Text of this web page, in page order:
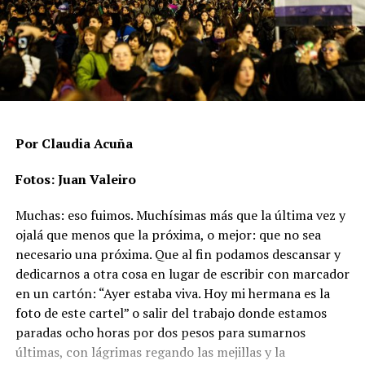
Más de un tercio de los casos corresponde a ataques
contra el derecho a la vida, que incluyen asesinatos,
suicidios o muertes vinculadas a condiciones
estructurales, mientras que casi dos tercios son
agresiones físicas que no terminaron en muerte. Rachid
aclara que hay un subregistro, “porque hay casos donde
relacionada a la posibilidad de un crimen de odio”.
En ese punto aparece uno de los datos más significativos
año y pasaron de 73 a 147 casos, un incremento del
101,4%.
Las muertes vinculadas a crímenes de odio se mantienen
altas y con un patrón sostenido. En 2024 se registraron
67 casos (17 asesinatos, 44 muertes por violencia
estructural y 6 suicidios), mientras que en 2025 la cifra
ascendió a 80 (16 asesinatos, 53 muertes por violencia
Por Claudia Acuña
Fotos: Juan Valeiro
Muchas: eso fuimos. Muchísimas más que la última vez y
ojalá que menos que la próxima, o mejor: que no sea
necesario una próxima. Que al fin podamos descansar y
dedicarnos a otra cosa en lugar de escribir con marcador
en un cartón: “Ayer estaba viva. Hoy mi hermana es la
foto de este cartel” o salir del trabajo donde estamos
paradas ocho horas por dos pesos para sumarnos
últimas, con lágrimas regando las mejillas y la